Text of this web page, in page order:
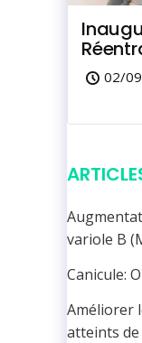
du02/
variole B
Canicule:
Améliorer
atteints